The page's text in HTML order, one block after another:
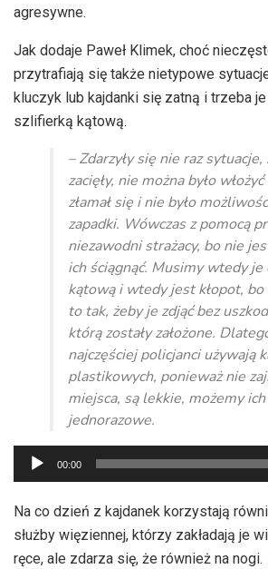
agresywne.
Jak dodaje Paweł Klimek, choć
przytrafiają się także nietypowe
kluczyk lub kajdanki się zatną i trzeba
szlifierką kątową.
– Zdarzyły się nie raz
zacięły, nie można było
złamał się i nie było
zapadki. Wówczas z pomocą
niezawodni strażacy, bo nie
ich ściągnąć. Musimy wtedy je
kątową i wtedy jest kłopot,
to tak, żeby je zdjąć bez
którą zostały założone.
najczęściej policjanci używają
plastikowych, ponieważ nie
miejsca, są lekkie, możemy
jednorazowe.
Odtwarzacz
plików
dźwiękowych
00:00
Na co dzień z kajdanek korzystają
służby więziennej, którzy zakładają je
ręce, ale zdarza się, że również na nogi.